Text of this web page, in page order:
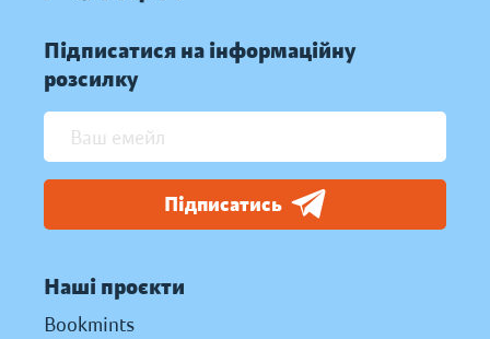
Підписатися на інформаційну
розсилку
Підписатись
Наші проєкти
Bookmints